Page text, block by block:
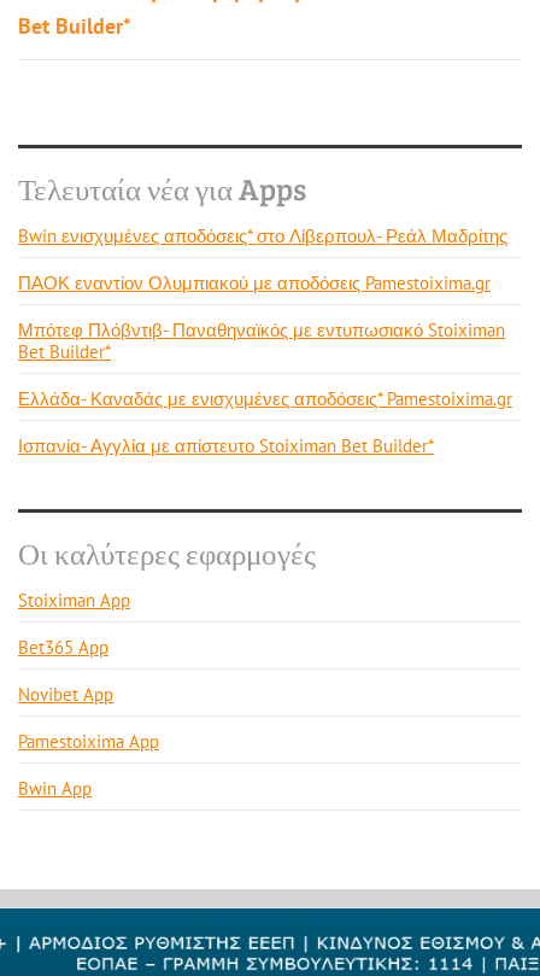
Bet Builder*
Τελευταία νέα για Apps
Bwin ενισχυμένες αποδόσεις* στο Λίβερπουλ- Ρεάλ Μαδρίτης
ΠΑΟΚ εναντίον Ολυμπιακού με αποδόσεις Pamestoixima.gr
Μπότεφ Πλόβντιβ- Παναθηναϊκός με εντυπωσιακό Stoiximan
Bet Builder*
Ελλάδα- Καναδάς με ενισχυμένες αποδόσεις* Pamestoixima.gr
Ισπανία- Αγγλία με απίστευτο Stoiximan Bet Builder*
Οι καλύτερες εφαρμογές
Stoiximan App
Bet365 App
Novibet App
Pamestoixima App
Bwin App